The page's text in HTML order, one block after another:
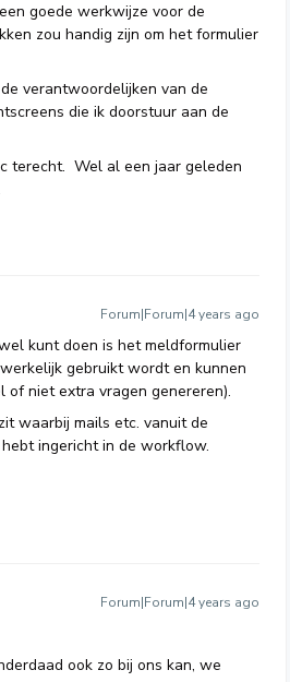
goede werkwijze voor de
zou handig zijn om het formulier
verantwoordelijken van de
die ik doorstuur aan de
terecht. Wel al een jaar geleden
Forum|Forum|4 years ago
kunt doen is het meldformulier
gebruikt wordt en kunnen
niet extra vragen genereren).
waarbij mails etc. vanuit de
ingericht in de workflow.
Forum|Forum|4 years ago
ook zo bij ons kan, we